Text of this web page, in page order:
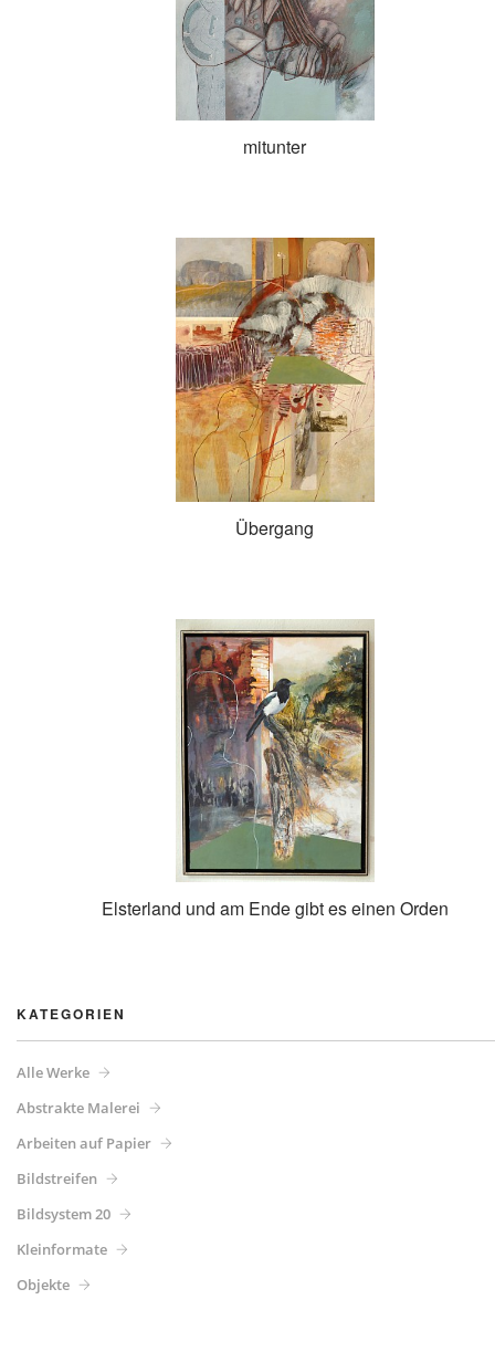
mitunter
Übergang
Elsterland und am Ende gibt es einen Orden
KATEGORIEN
Alle Werke
Abstrakte Malerei
Arbeiten auf Papier
Bildstreifen
Bildsystem 20
Kleinformate
Objekte